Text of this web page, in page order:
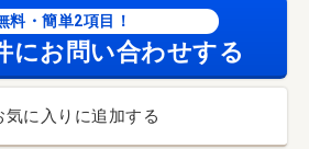
料・簡単2項目！
にお問い合わせする
気に入りに追加する